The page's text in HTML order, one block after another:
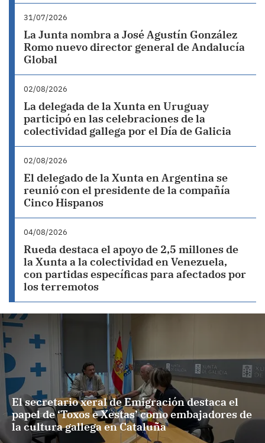
31/07/2026
La Junta nombra a José Agustín González
Romo nuevo director general de Andalucía
Global
02/08/2026
La delegada de la Xunta en Uruguay
participó en las celebraciones de la
colectividad gallega por el Día de Galicia
02/08/2026
El delegado de la Xunta en Argentina se
reunió con el presidente de la compañía
Cinco Hispanos
04/08/2026
Rueda destaca el apoyo de 2,5 millones de
la Xunta a la colectividad en Venezuela,
con partidas específicas para afectados por
los terremotos
El secretario xeral de Emigración destaca el
papel de ‘Toxos e Xestas’ como embajadores de
la cultura gallega en Cataluña